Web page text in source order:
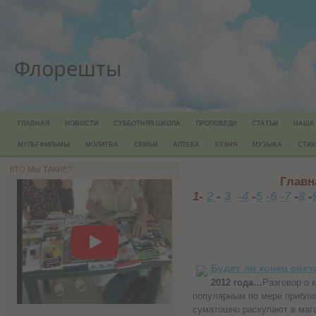
Флорешты
ГЛАВНАЯ НОВОСТИ СУББОТНЯЯ ШКОЛА ПРОПОВЕДИ СТАТЬИ НАША
МУЛЬТФИЛЬМЫ МОЛИТВА СЕМЬЯ АПТЕКА КУХНЯ МУЗЫКА
КТО МЫ ТАКИЕ?
1- 2 - 3 -4 -5 -6 -7-8 -
Будет ли конец
2012 года… Разговор о
популярным по мере
суматошно раскупают в